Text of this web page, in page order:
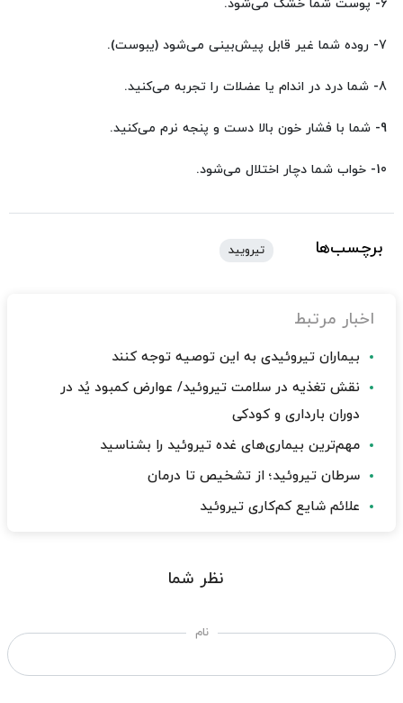
6- پوست شما خشک می‌شود.
7- روده شما غیر قابل پیش‌بینی می‌شود (یبوست).
8- شما درد در اندام یا عضلات را تجربه می‌کنید.
9- شما با فشار خون بالا دست و پنجه نرم می‌کنید.
10- خواب شما دچار اختلال می‌شود.
برچسب‌ها تیرویید
اخبار مرتبط
بیماران تیروئیدی به این توصیه توجه کنند
نقش تغذیه در سلامت تیروئید/ عوارض کمبود یُد در
دوران بارداری و کودکی
مهم‌ترین بیماری‌های غده تیروئید را بشناسید
سرطان تیروئید؛ از تشخیص تا درمان
علائم شایع کم‌کاری تیروئید
نظر شما
نام